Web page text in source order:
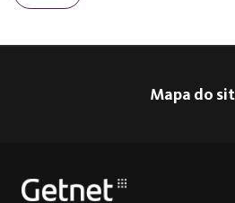
Mapa do